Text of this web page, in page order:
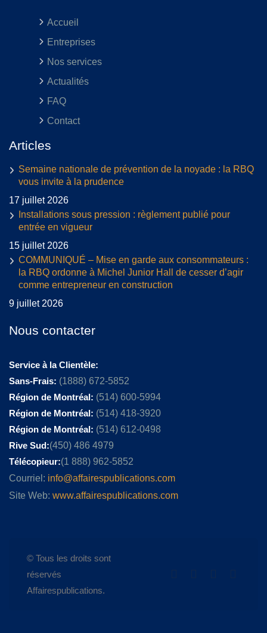
Accueil
Entreprises
Nos services
Actualités
FAQ
Contact
Articles
Semaine nationale de prévention de la noyade : la RBQ
vous invite à la prudence
17 juillet 2026
Installations sous pression : règlement publié pour
entrée en vigueur
15 juillet 2026
COMMUNIQUÉ – Mise en garde aux consommateurs :
la RBQ ordonne à Michel Junior Hall de cesser d’agir
comme entrepreneur en construction
9 juillet 2026
Nous contacter
Service à la Clientèle:
Sans-Frais: (1888) 672-5852
Région de Montréal: (514) 600-5994
Région de Montréal: (514) 418-3920
Région de Montréal: (514) 612-0498
Rive Sud:(450) 486 4979
Télécopieur:(1 888) 962-5852
Courriel: info@affairespublications.com
Site Web: www.affairespublications.com
© Tous les droits sont
réservés
Affairespublications.